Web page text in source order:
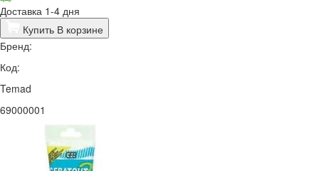
Доставка 1-4 дня
Купить В корзине
Бренд:
Код:
Temad
69000001